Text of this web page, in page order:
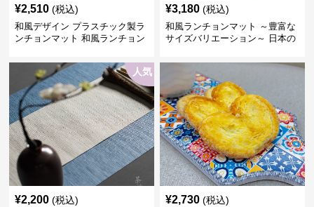
¥2,510 (税込)
和風デザイン プラスチック製ラ
ンチョンマット 和風ランチョン
イト帯
¥3,180 (税込)
和風ランチョンマット ～豊富な
サイズバリエーション～ 日本の
料無料～
人気
¥2,200 (税込) ¥2,730 (税込)